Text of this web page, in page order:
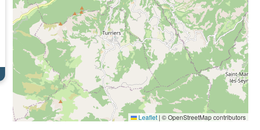
Leaflet | © OpenStreetMap contributors